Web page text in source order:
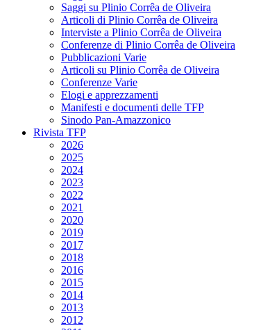
Saggi su Plinio Corrêa de Oliveira
Articoli di Plinio Corrêa de Oliveira
Interviste a Plinio Corrêa de Oliveira
Conferenze di Plinio Corrêa de Oliveira
Pubblicazioni Varie
Articoli su Plinio Corrêa de Oliveira
Conferenze Varie
Elogi e apprezzamenti
Manifesti e documenti delle TFP
Sinodo Pan-Amazzonico
Rivista TFP
2026
2025
2024
2023
2022
2021
2020
2019
2017
2018
2016
2015
2014
2013
2012